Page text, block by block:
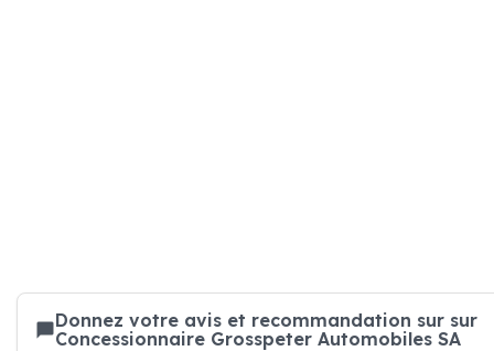
Donnez votre avis et recommandation sur sur
Concessionnaire Grosspeter Automobiles SA